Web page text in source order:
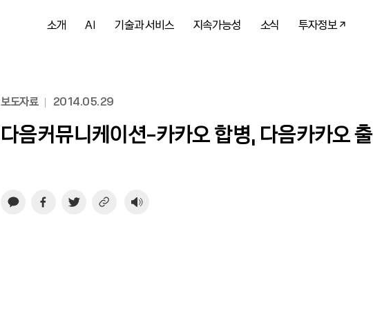
소개 AI 기술과 서비스 지속가능성 소식 투자정보
보도자료 2014.05.29
다음커뮤니케이션-카카오 합병, 다음카카오